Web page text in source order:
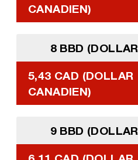
CANADIEN)
8 BBD
5,43 CAD (DOLLAR
CANADIEN)
9 BBD